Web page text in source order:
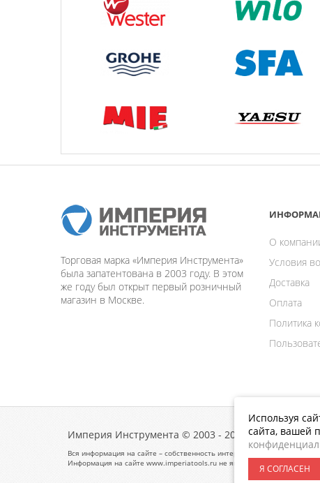
Торговая марка «Империя Инструмента»
была запатентована в 2003 году. В этом
же году был открыт первый розничный
магазин в Москве.
О
Условия
Доставка
Оплата
Политика
Империя Инструмента © 2003 - 2026
Вся информация на сайте – собственность интернет-магазина Империя
Информация на сайте www.imperiatools.ru не является публичной
Используя
сайта, вашей
Я СОГЛАСЕН